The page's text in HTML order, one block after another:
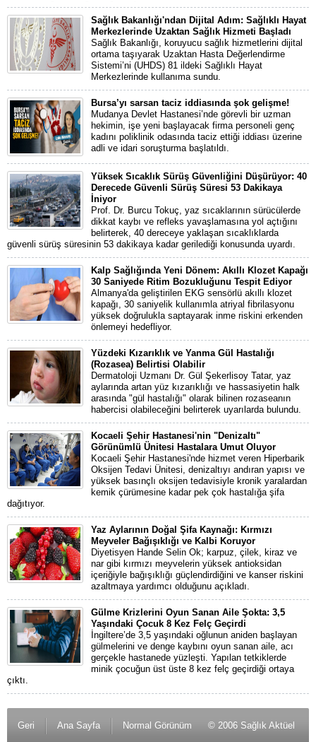
Sağlık Bakanlığı'ndan Dijital Adım: Sağlıklı Hayat
Merkezlerinde Uzaktan Sağlık Hizmeti Başladı
Sağlık Bakanlığı, koruyucu sağlık hizmetlerini dijital
ortama taşıyarak Uzaktan Hasta Değerlendirme
Sistemi’ni (UHDS) 81 ildeki Sağlıklı Hayat
Merkezlerinde kullanıma sundu.
Bursa’yı sarsan taciz iddiasında şok gelişme!
Mudanya Devlet Hastanesi’nde görevli bir uzman
hekimin, işe yeni başlayacak firma personeli genç
kadını poliklinik odasında taciz ettiği iddiası üzerine
adli ve idari soruşturma başlatıldı.
Yüksek Sıcaklık Sürüş Güvenliğini Düşürüyor: 40
Derecede Güvenli Sürüş Süresi 53 Dakikaya
İniyor
Prof. Dr. Burcu Tokuç, yaz sıcaklarının sürücülerde
dikkat kaybı ve refleks yavaşlamasına yol açtığını
belirterek, 40 dereceye yaklaşan sıcaklıklarda
güvenli sürüş süresinin 53 dakikaya kadar gerilediği konusunda uyardı.
Kalp Sağlığında Yeni Dönem: Akıllı Klozet Kapağı
30 Saniyede Ritim Bozukluğunu Tespit Ediyor
Almanya'da geliştirilen EKG sensörlü akıllı klozet
kapağı, 30 saniyelik kullanımla atriyal fibrilasyonu
yüksek doğrulukla saptayarak inme riskini erkenden
önlemeyi hedefliyor.
Yüzdeki Kızarıklık ve Yanma Gül Hastalığı
(Rozasea) Belirtisi Olabilir
Dermatoloji Uzmanı Dr. Gül Şekerlisoy Tatar, yaz
aylarında artan yüz kızarıklığı ve hassasiyetin halk
arasında "gül hastalığı" olarak bilinen rozaseanın
habercisi olabileceğini belirterek uyarılarda bulundu.
Kocaeli Şehir Hastanesi'nin "Denizaltı"
Görünümlü Ünitesi Hastalara Umut Oluyor
Kocaeli Şehir Hastanesi'nde hizmet veren Hiperbarik
Oksijen Tedavi Ünitesi, denizaltıyı andıran yapısı ve
yüksek basınçlı oksijen tedavisiyle kronik yaralardan
kemik çürümesine kadar pek çok hastalığa şifa
dağıtıyor.
Yaz Aylarının Doğal Şifa Kaynağı: Kırmızı
Meyveler Bağışıklığı ve Kalbi Koruyor
Diyetisyen Hande Selin Ok; karpuz, çilek, kiraz ve
nar gibi kırmızı meyvelerin yüksek antioksidan
içeriğiyle bağışıklığı güçlendirdiğini ve kanser riskini
azaltmaya yardımcı olduğunu açıkladı.
Gülme Krizlerini Oyun Sanan Aile Şokta: 3,5
Yaşındaki Çocuk 8 Kez Felç Geçirdi
İngiltere’de 3,5 yaşındaki oğlunun aniden başlayan
gülmelerini ve denge kaybını oyun sanan aile, acı
gerçekle hastanede yüzleşti. Yapılan tetkiklerde
minik çocuğun üst üste 8 kez felç geçirdiği ortaya
çıktı.
Geri Ana Sayfa Normal Görünüm © 2006 Sağlık Aktüel